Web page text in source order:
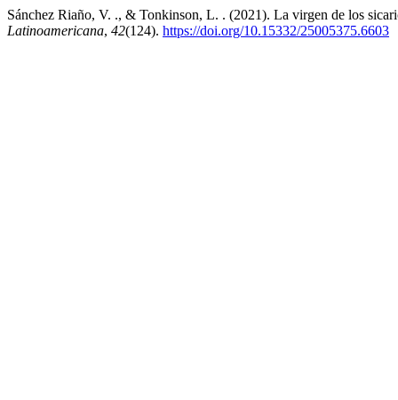
Sánchez Riaño, V. ., & Tonkinson, L. . (2021). La virgen de los
Latinoamericana, 42(124). https://doi.org/10.15332/25005375.6603